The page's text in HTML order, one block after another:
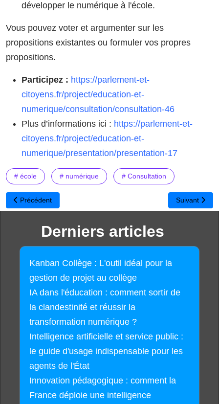
développer le numérique à l'école.
Vous pouvez voter et argumenter sur les
propositions existantes ou formuler vos propres
propositions.
Participez : https://parlement-et-
citoyens.fr/project/education-et-
numerique/consultation/consultation-46
Plus d’informations ici : https://parlement-et-
citoyens.fr/project/education-et-
numerique/presentation/presentation-17
# école # numérique # Consultation
Article précédent : Emploi des jeunes et numérique
Précédent Article
Suivant
Derniers articles
Kanban Collège : L'outil idéal pour la
gestion de projet au collège
IA dans l'éducation : comment sortir de
la clandestinité et réussir la
transformation numérique ?
Intelligence artificielle et service public :
le guide d'usage indispensable pour les
agents de l'État
Innovation pédagogique : comment la
France déploie une intelligence